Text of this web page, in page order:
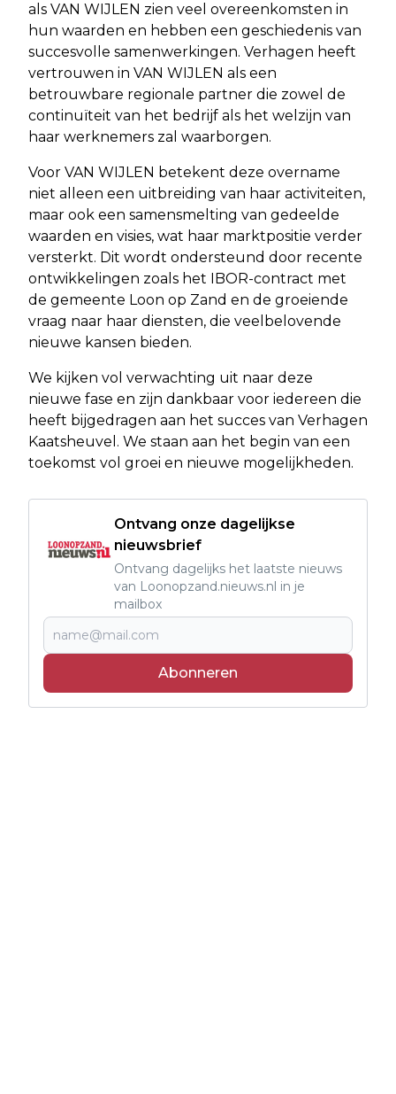
als VAN WIJLEN zien veel overeenkomsten in
hun waarden en hebben een geschiedenis van
succesvolle samenwerkingen. Verhagen heeft
vertrouwen in VAN WIJLEN als een
betrouwbare regionale partner die zowel de
continuïteit van het bedrijf als het welzijn van
haar werknemers zal waarborgen.
Voor VAN WIJLEN betekent deze overname
niet alleen een uitbreiding van haar activiteiten,
maar ook een samensmelting van gedeelde
waarden en visies, wat haar marktpositie verder
versterkt. Dit wordt ondersteund door recente
ontwikkelingen zoals het IBOR-contract met
de gemeente Loon op Zand en de groeiende
vraag naar haar diensten, die veelbelovende
nieuwe kansen bieden.
We kijken vol verwachting uit naar deze
nieuwe fase en zijn dankbaar voor iedereen die
heeft bijgedragen aan het succes van Verhagen
Kaatsheuvel. We staan aan het begin van een
toekomst vol groei en nieuwe mogelijkheden.
Ontvang onze dagelijkse
nieuwsbrief
Ontvang dagelijks het laatste nieuws
van Loonopzand.nieuws.nl in je
mailbox
Abonneren